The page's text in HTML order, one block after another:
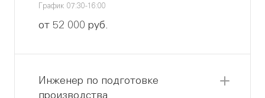
График 07:30-16:00
от 52 000 руб.
Инженер по подготовке